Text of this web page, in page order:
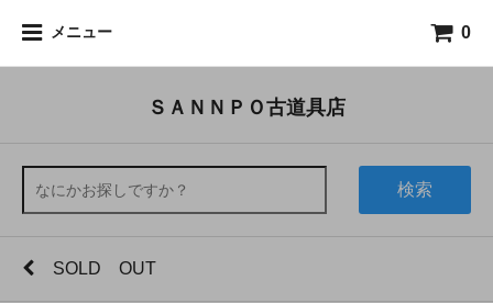
メニュー 0
ＳＡＮＮＰＯ古道具店
検索
SOLD OUT